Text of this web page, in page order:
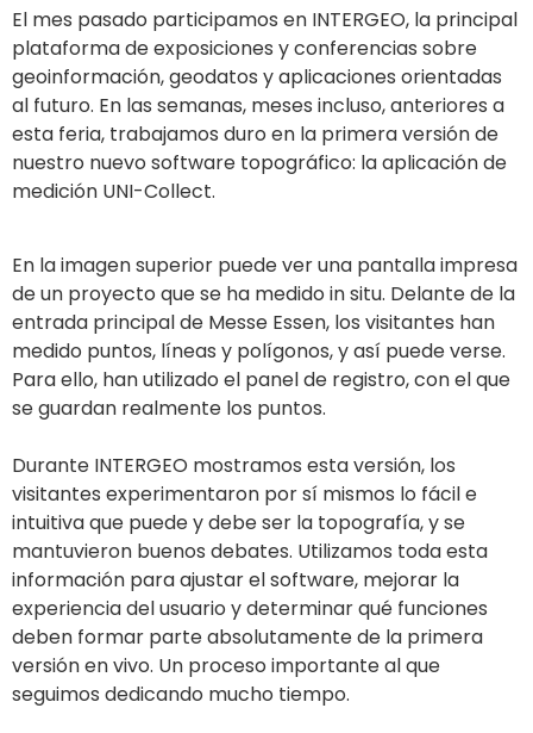
El mes pasado participamos en INTERGEO, la principal
plataforma de exposiciones y conferencias sobre
geoinformación, geodatos y aplicaciones orientadas
al futuro. En las semanas, meses incluso, anteriores a
esta feria, trabajamos duro en la primera versión de
nuestro nuevo software topográfico: la aplicación de
medición UNI-Collect.
En la imagen superior puede ver una pantalla impresa
de un proyecto que se ha medido in situ. Delante de la
entrada principal de Messe Essen, los visitantes han
medido puntos, líneas y polígonos, y así puede verse.
Para ello, han utilizado el panel de registro, con el que
se guardan realmente los puntos.
Durante INTERGEO mostramos esta versión, los
visitantes experimentaron por sí mismos lo fácil e
intuitiva que puede y debe ser la topografía, y se
mantuvieron buenos debates. Utilizamos toda esta
información para ajustar el software, mejorar la
experiencia del usuario y determinar qué funciones
deben formar parte absolutamente de la primera
versión en vivo. Un proceso importante al que
seguimos dedicando mucho tiempo.